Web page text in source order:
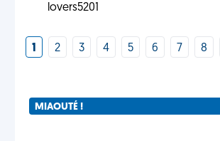
lovers5201
1 2 3 4 5 6 7 8
MIAOUTÉ !